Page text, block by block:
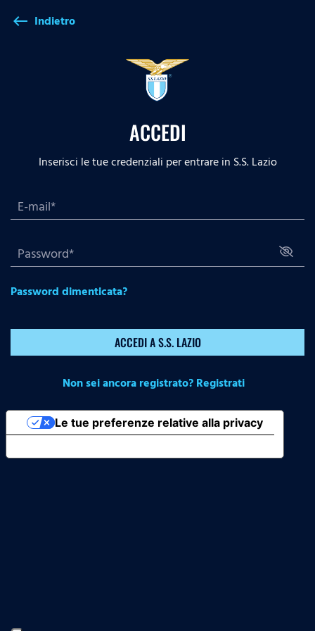
west Indietro
ACCEDI
Inserisci le tue credenziali per entrare in S.S. Lazio
Password dimenticata?
ACCEDI A S.S. LAZIO
Non sei ancora registrato? Registrati
Le tue preferenze relative alla privacy